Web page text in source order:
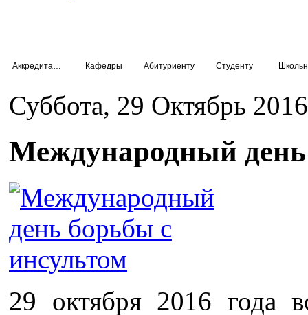
Кафедры Абитуриенту Студенту
Суббота, 29 Октябрь
Международный
29 октября 2016 года